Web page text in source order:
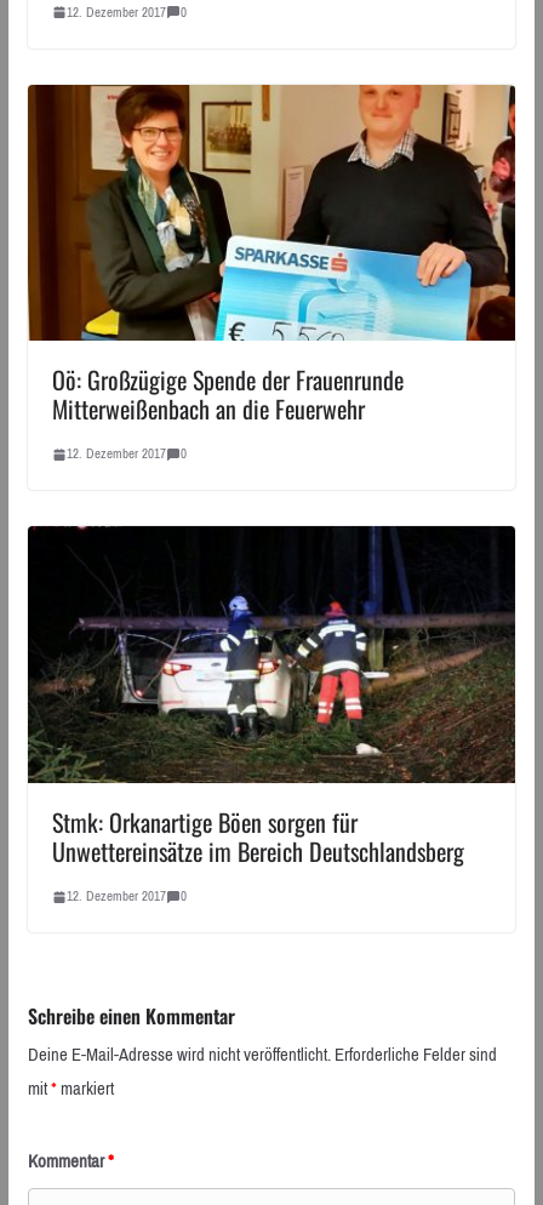
12. Dezember 2017 0
Oö: Großzügige Spende der Frauenrunde
Mitterweißenbach an die Feuerwehr
12. Dezember 2017 0
Stmk: Orkanartige Böen sorgen für
Unwettereinsätze im Bereich Deutschlandsberg
12. Dezember 2017 0
Schreibe einen Kommentar
Deine E-Mail-Adresse wird nicht veröffentlicht.Erforderliche Felder sind
mit*markiert
Kommentar*